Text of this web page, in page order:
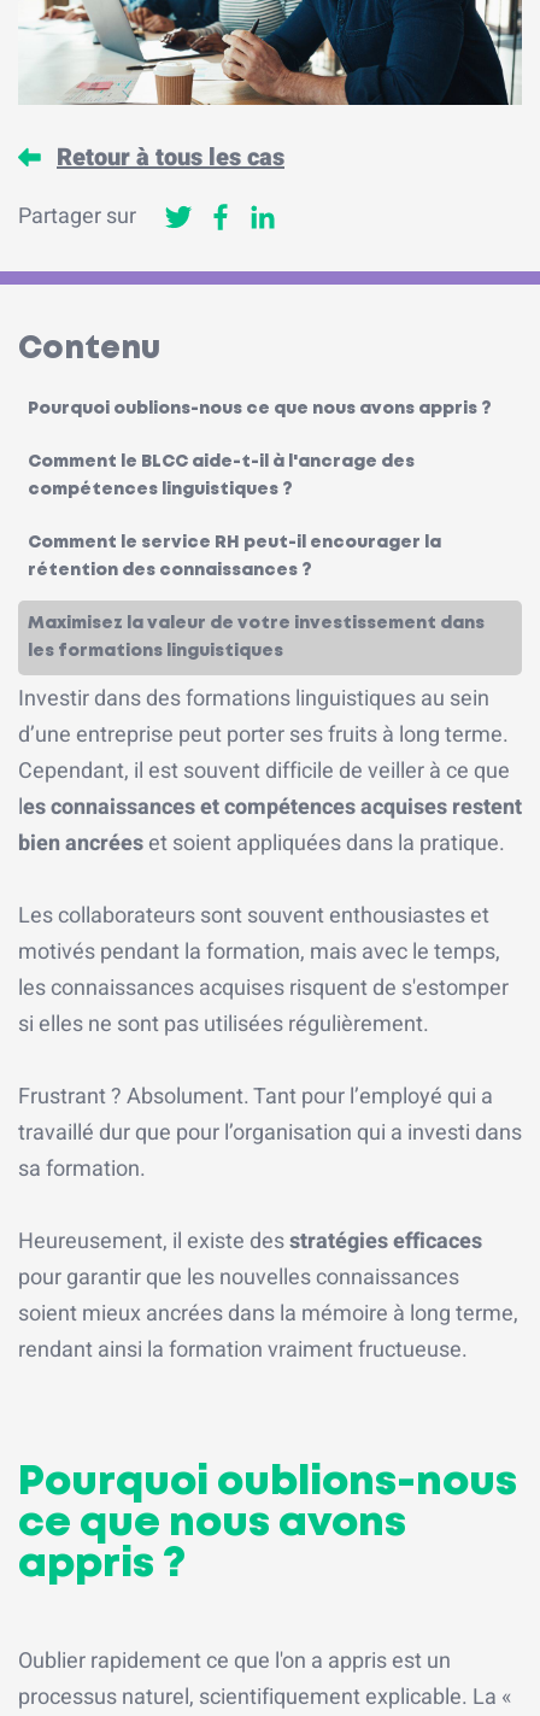
Retour à tous les cas
Partager sur
Contenu
Pourquoi oublions-nous ce que nous avons appris ?
Comment le BLCC aide-t-il à l'ancrage des
compétences linguistiques ?
Comment le service RH peut-il encourager la
rétention des connaissances ?
Maximisez la valeur de votre investissement dans
les formations linguistiques
Investir dans des formations linguistiques au sein
d’une entreprise peut porter ses fruits à long terme.
Cependant, il est souvent difficile de veiller à ce que
les connaissances et compétences acquises restent
bien ancréeset soient appliquées dans la pratique.
Les collaborateurs sont souvent enthousiastes et
motivés pendant la formation, mais avec le temps,
les connaissances acquises risquent de s'estomper
si elles ne sont pas utilisées régulièrement.
Frustrant ? Absolument. Tant pour l’employé qui a
travaillé dur que pour l’organisation qui a investi dans
sa formation.
Heureusement, il existe desstratégies efficaces
pour garantir que les nouvelles connaissances
soient mieux ancrées dans la mémoire à long terme,
rendant ainsi la formation vraiment fructueuse.
Pourquoi oublions-nous
ce que nous avons
appris ?
Oublier rapidement ce que l'on a appris est un
processus naturel, scientifiquement explicable. La «